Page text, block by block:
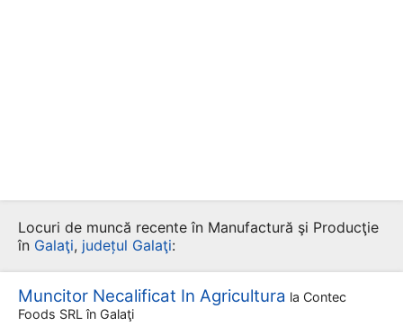
Locuri de muncă recente în Manufactură şi Producţie
în Galaţi, județul Galaţi:
Muncitor Necalificat In Agricultura la Contec
Foods SRL în Galaţi